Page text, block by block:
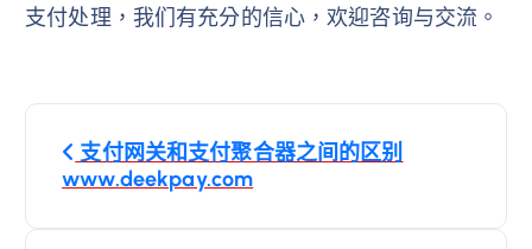
支付处理，我们有充分的信心，欢迎咨询与交流。
文
章
支付网关和支付聚合器之间的区别
www.deekpay.com